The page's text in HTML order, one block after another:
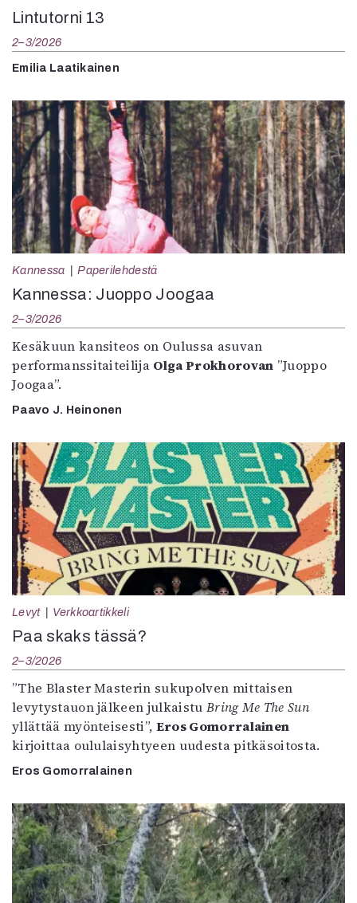
Lintutorni 13
2–3/2026
Emilia Laatikainen
Kannessa Paperilehdestä
Kannessa: Juoppo Joogaa
2–3/2026
Kesäkuun kansiteos on Oulussa asuvan
performanssitaiteilija Olga Prokhorovan ”Juoppo
Joogaa”.
Paavo J. Heinonen
Levyt Verkkoartikkeli
Paa skaks tässä?
2–3/2026
”The Blaster Masterin sukupolven mittaisen
levytystauon jälkeen julkaistu Bring Me The Sun
yllättää myönteisesti”, Eros Gomorralainen
kirjoittaa oululaisyhtyeen uudesta pitkäsoitosta.
Eros Gomorralainen